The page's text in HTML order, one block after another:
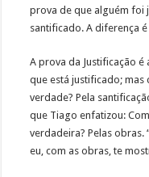
prova de que alguém foi
santificado. A diferença
A prova da Justificação
que está justificado;
verdade? Pela
que Tiago enfatizou:
verdadeira? Pelas obras.
eu, com as obras, te